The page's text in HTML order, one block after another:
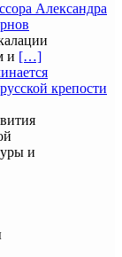
Александра
и […]
крепости
и